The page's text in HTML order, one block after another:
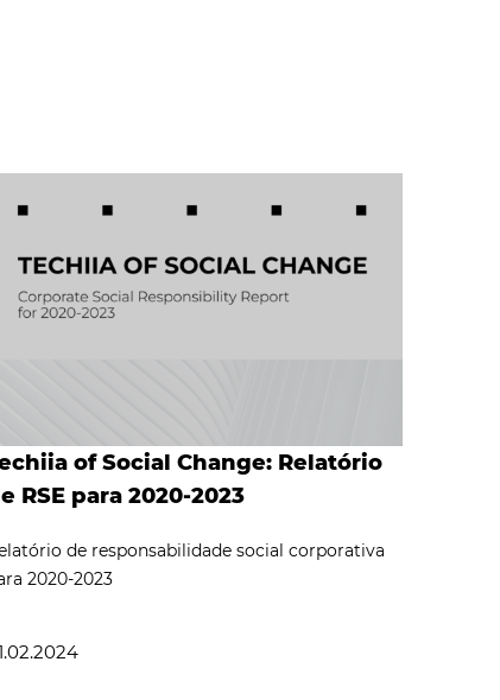
of Social Change: Relatório
RSE para 2020-2023
de responsabilidade social corporativa
2020-2023